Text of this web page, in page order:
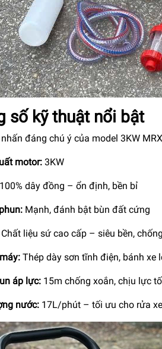
số kỹ thuật nổi bật
đáng chú ý của model 3KW
motor: 3KW
100% dây đồng – ổn định, bền bỉ
Mạnh, đánh bật bùn đất cứng
Chất liệu sứ cao cấp – siêu bền,
Thép dày sơn tĩnh điện, bánh xe
áp lực: 15m chống xoắn, chịu lực
nước: 17L/phút – tối ưu cho rửa